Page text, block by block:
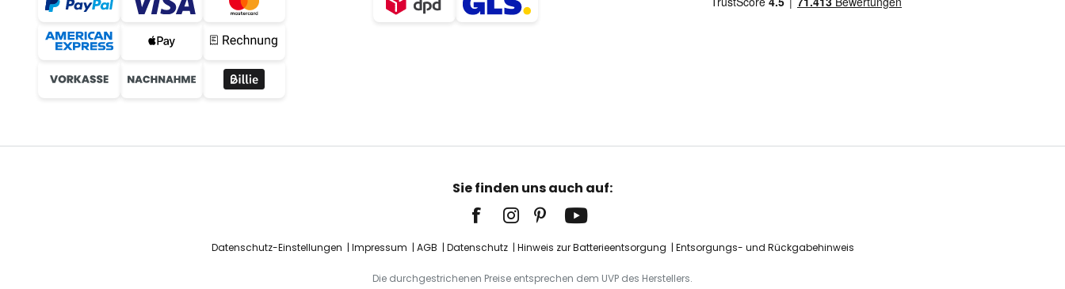
Sie finden uns auch auf:
Datenschutz-Einstellungen Impressum AGB Datenschutz Hinweis zur Batterieentsorgung Entsorgungs- und Rückgabehinweis
Die durchgestrichenen Preise entsprechen dem UVP des Herstellers.